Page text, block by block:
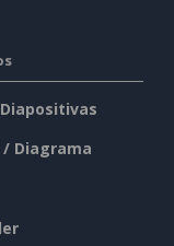
/ Diagrama